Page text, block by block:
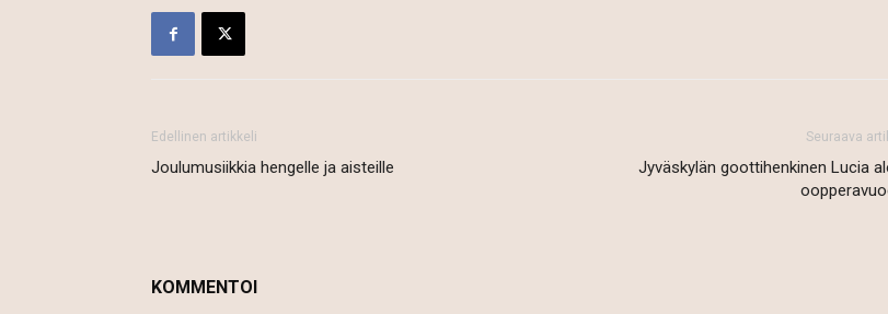
Edellinen artikkeli
Joulumusiikkia hengelle ja aisteille
Seuraava
Jyväskylän goottihenkinen Lucia
KOMMENTOI